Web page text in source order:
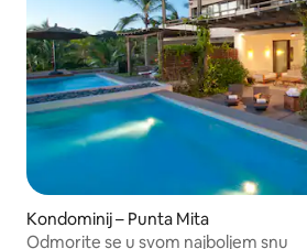
Kondominij – Punta Mita
Odmorite se u svom najboljem snu